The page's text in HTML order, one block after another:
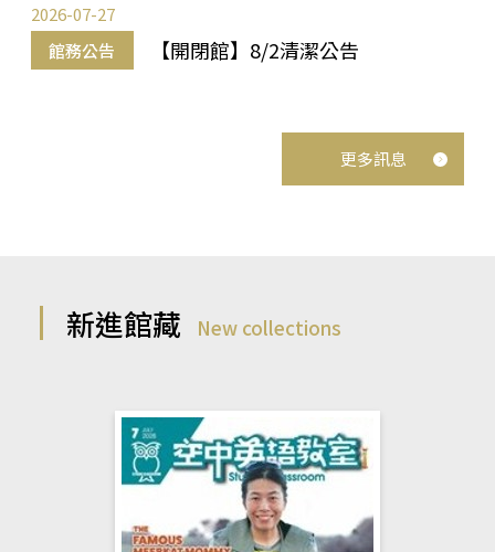
館務公告 【開閉館】8/2清潔公告
2026-07-27
更多訊息
新進館藏 New collections